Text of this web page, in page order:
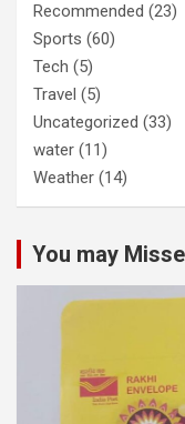
Recommended (23)
Sports (60)
Tech (5)
Travel (5)
Uncategorized (33)
water (11)
Weather (14)
You may